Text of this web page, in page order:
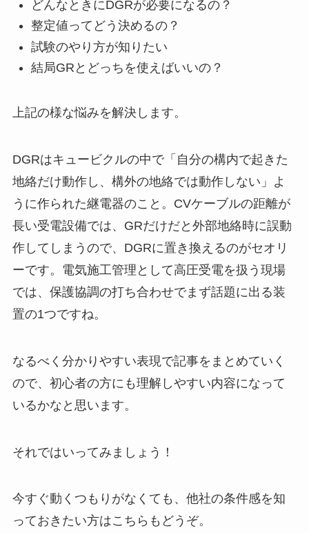
どんなときにDGRが必要になるの？
整定値ってどう決めるの？
試験のやり方が知りたい
結局GRとどっちを使えばいいの？
上記の様な悩みを解決します。
DGRはキュービクルの中で「自分の構内で起きた
地絡だけ動作し、構外の地絡では動作しない」よ
うに作られた継電器のこと。CVケーブルの距離が
長い受電設備では、GRだけだと外部地絡時に誤動
作してしまうので、DGRに置き換えるのがセオリ
ーです。電気施工管理として高圧受電を扱う現場
では、保護協調の打ち合わせでまず話題に出る装
置の1つですね。
なるべく分かりやすい表現で記事をまとめていく
ので、初心者の方にも理解しやすい内容になって
いるかなと思います。
それではいってみましょう！
今すぐ動くつもりがなくても、他社の条件感を知
っておきたい方はこちらもどうぞ。